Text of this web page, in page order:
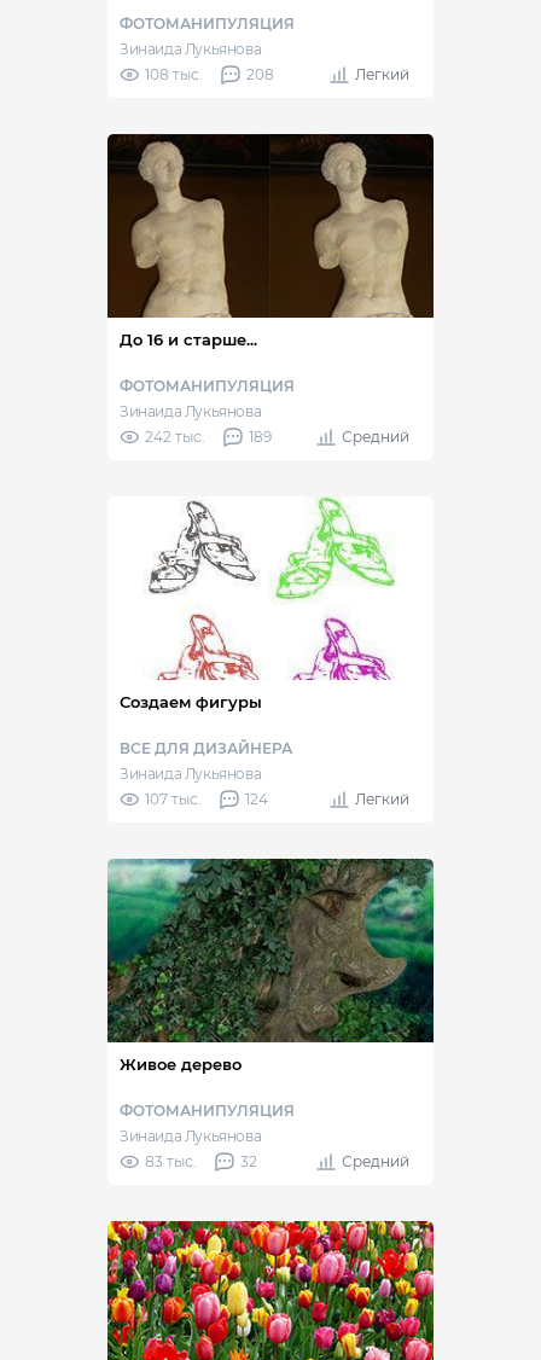
ФОТОМАНИПУЛЯЦИЯ
Зинаида Лукьянова
108 тыс.
208 Легкий
До 16 и старше...
ФОТОМАНИПУЛЯЦИЯ
Зинаида Лукьянова
242 тыс.
189 Средний
Создаем фигуры
ВСЕ ДЛЯ ДИЗАЙНЕРА
Зинаида Лукьянова
107 тыс.
124 Легкий
Живое дерево
ФОТОМАНИПУЛЯЦИЯ
Зинаида Лукьянова
83 тыс.
32 Средний